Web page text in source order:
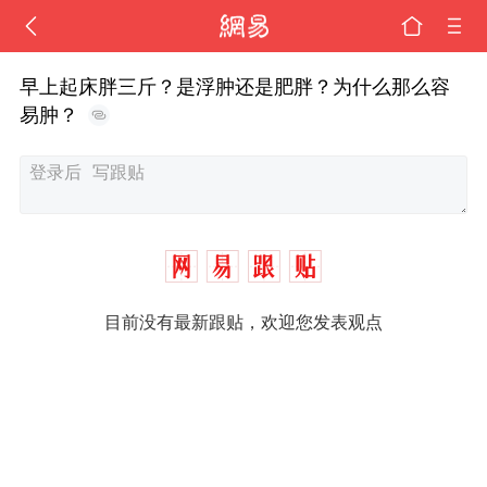
早上起床胖三斤？是浮肿还是肥胖？为什么那么容
易肿？
目前没有最新跟贴，欢迎您发表观点